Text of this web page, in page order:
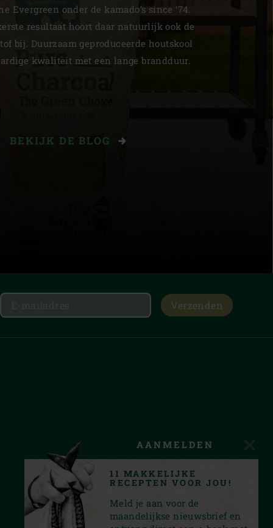
Evergreen onder de kamado’s since ’74.
resultaat hoort daar natuurlijk ook de
bij. Duurzaam geproduceerde houtskool
kwaliteit met een lange brandduur.
BEKIJK DE BLOG
Verzenden
AANMELDEN
11 MAKKELIJKE
RECEPTEN VOOR JOU!
Meld je aan voor de
maandelijkse nieuwsbrief en